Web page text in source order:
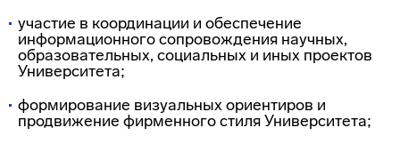
участие в координации и обеспечение
информационного сопровождения научных,
образовательных, социальных и иных проектов
Университета;
формирование визуальных ориентиров и
продвижение фирменного стиля Университета;